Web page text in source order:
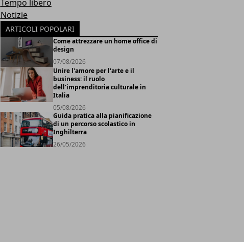
Tempo libero
Notizie
ARTICOLI POPOLARI
Come attrezzare un home office di
design
07/08/2026
Unire l'amore per l'arte e il
business: il ruolo
dell'imprenditoria culturale in
Italia
05/08/2026
Guida pratica alla pianificazione
di un percorso scolastico in
Inghilterra
26/05/2026